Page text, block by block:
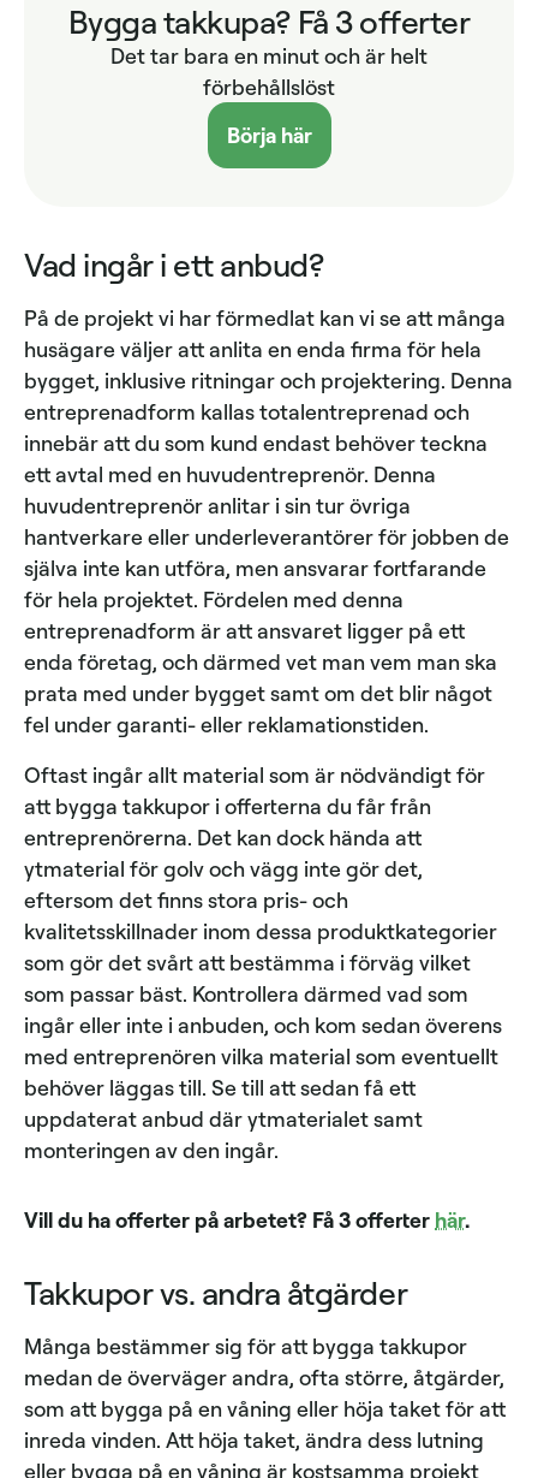
Bygga takkupa? Få 3 offerter
Det tar bara en minut och är helt
förbehållslöst
Börja här
Vad ingår i ett anbud?
På de projekt vi har förmedlat kan vi se att många
husägare väljer att anlita en enda firma för hela
bygget, inklusive ritningar och projektering. Denna
entreprenadform kallas totalentreprenad och
innebär att du som kund endast behöver teckna
ett avtal med en huvudentreprenör. Denna
huvudentreprenör anlitar i sin tur övriga
hantverkare eller underleverantörer för jobben de
själva inte kan utföra, men ansvarar fortfarande
för hela projektet. Fördelen med denna
entreprenadform är att ansvaret ligger på ett
enda företag, och därmed vet man vem man ska
prata med under bygget samt om det blir något
fel under garanti- eller reklamationstiden.
Oftast ingår allt material som är nödvändigt för
att bygga takkupor i offerterna du får från
entreprenörerna. Det kan dock hända att
ytmaterial för golv och vägg inte gör det,
eftersom det finns stora pris- och
kvalitetsskillnader inom dessa produktkategorier
som gör det svårt att bestämma i förväg vilket
som passar bäst. Kontrollera därmed vad som
ingår eller inte i anbuden, och kom sedan överens
med entreprenören vilka material som eventuellt
behöver läggas till. Se till att sedan få ett
uppdaterat anbud där ytmaterialet samt
monteringen av den ingår.
Vill du ha offerter på arbetet? Få 3 offerter här.
Takkupor vs. andra åtgärder
Många bestämmer sig för att bygga takkupor
medan de överväger andra, ofta större, åtgärder,
som att bygga på en våning eller höja taket för att
inreda vinden. Att höja taket, ändra dess lutning
eller bygga på en våning är kostsamma projekt